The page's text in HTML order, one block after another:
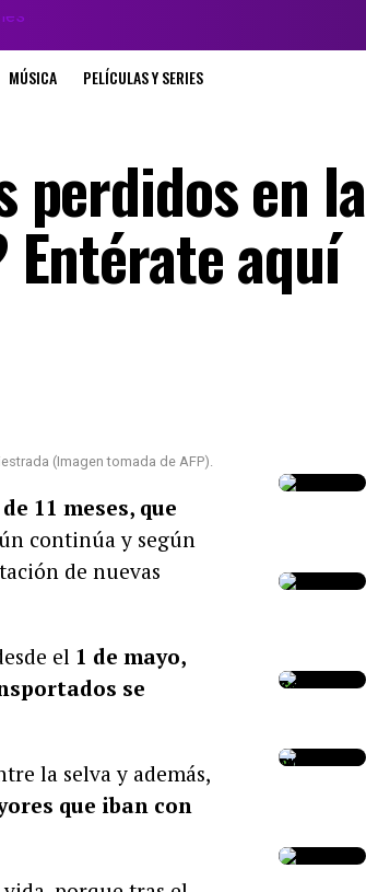
MÚSICA PELÍCULAS Y SERIES
perdidos en la
Entérate aquí
(Imagen tomada de AFP).
11 meses, que
continúa y según
de nuevas
el 1 de mayo,
se
la selva y además,
que iban con